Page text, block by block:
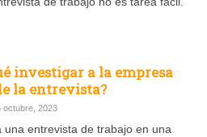
investigar a la empresa
la entrevista?
octubre, 2023
una entrevista de trabajo en una